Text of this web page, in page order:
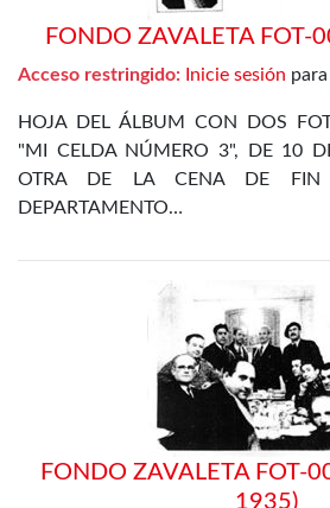
FONDO ZAVALETA FOT-
Acceso restringido: Inicie sesión
HOJA DEL ÁLBUM CON DOS
"MI CELDA NÚMERO 3", DE 10
OTRA DE LA CENA DE
DEPARTAMENTO…
FONDO ZAVALETA FOT-
1935)